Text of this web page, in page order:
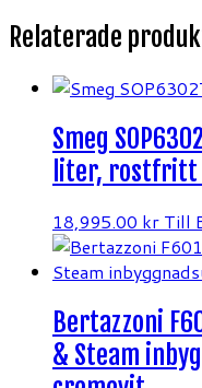
Relaterade
Smeg
liter, rostfritt
18,995.00 kr Till
Bertazzoni
& Steam